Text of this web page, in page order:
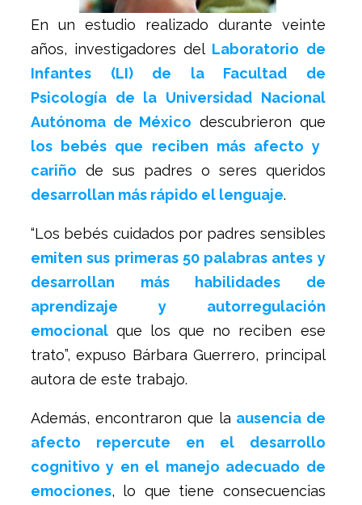
En un estudio realizado durante veinte
años, investigadores del Laboratorio de
Infantes (LI) de la Facultad de
Psicología de la Universidad Nacional
Autónoma de México descubrieron que
los bebés que reciben más afecto y
cariño de sus padres o seres queridos
desarrollan más rápido el lenguaje.
“Los bebés cuidados por padres sensibles
emiten sus primeras 50 palabras antes y
desarrollan más habilidades de
aprendizaje y autorregulación
emocional que los que no reciben ese
trato”, expuso Bárbara Guerrero, principal
autora de este trabajo.
Además, encontraron que la ausencia de
afecto repercute en el desarrollo
cognitivo y en el manejo adecuado de
emociones, lo que tiene consecuencias